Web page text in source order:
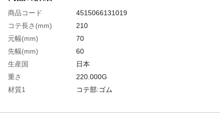
商品コード
4515066131019
コテ長さ(mm)
210
元幅(mm)
70
先幅(mm)
60
生産国
日本
重さ
220.000G
材質1
コテ部:ゴム